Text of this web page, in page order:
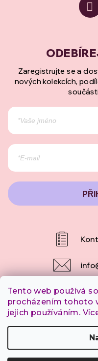
Tento web používá
procházením tohoto
jejich používáním.
Zaregistrujte se a
nových kolekcích,
info